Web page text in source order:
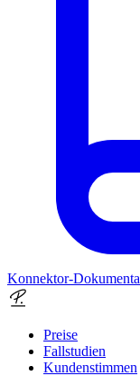
Konnektor-
Preise
Fallstudien
Kundenstimmen